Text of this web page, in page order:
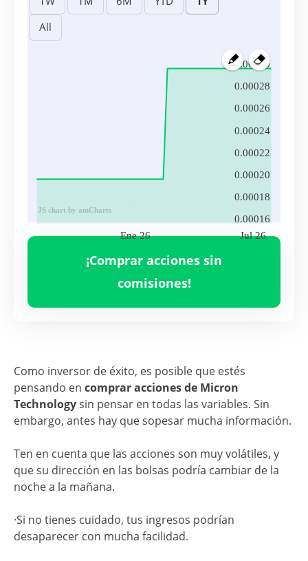
Ene 26 Jul 26
0.00016
0.00018
0.00020
0.00022
0.00024
0.00026
0.00028
0.00030
JS chart by amCharts
¡Comprar acciones sin
comisiones!
Como inversor de éxito, es posible que estés
pensando en comprar acciones de Micron
Technologysin pensar en todas las variables. Sin
embargo, antes hay que sopesar mucha información.
Ten en cuenta que las acciones son muy volátiles, y
que su dirección en las bolsas podría cambiar de la
noche a la mañana.
·Si no tienes cuidado, tus ingresos podrían
desaparecer con mucha facilidad.